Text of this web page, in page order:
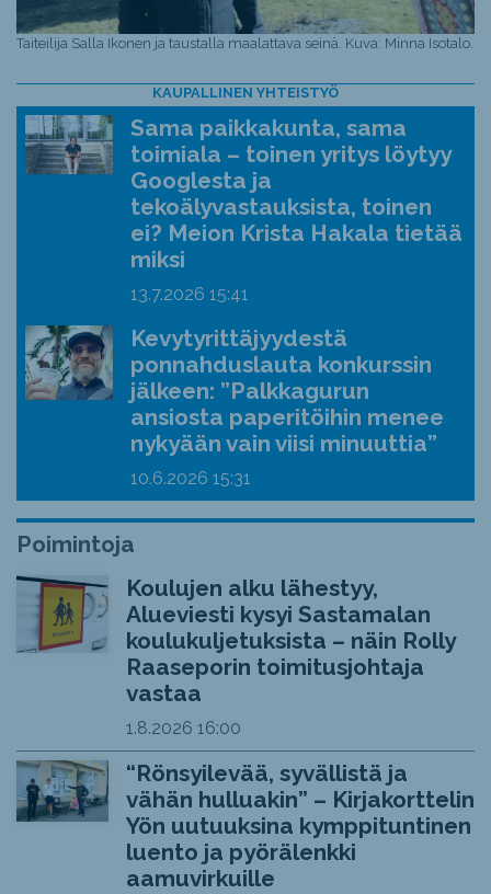
Taiteilija Salla Ikonen ja taustalla maalattava seinä. Kuva: Minna Isotalo.
KAUPALLINEN YHTEISTYÖ
Sama paikkakunta, sama
toimiala – toinen yritys löytyy
Googlesta ja
tekoälyvastauksista, toinen
ei? Meion Krista Hakala tietää
miksi
13.7.2026 15:41
Kevytyrittäjyydestä
ponnahduslauta konkurssin
jälkeen: ”Palkkagurun
ansiosta paperitöihin menee
nykyään vain viisi minuuttia”
10.6.2026 15:31
Poimintoja
Koulujen alku lähestyy,
Alueviesti kysyi Sastamalan
koulukuljetuksista – näin Rolly
Raaseporin toimitusjohtaja
vastaa
1.8.2026 16:00
“Rönsyilevää, syvällistä ja
vähän hulluakin” – Kirjakorttelin
Yön uutuuksina kymppituntinen
luento ja pyörälenkki
aamuvirkuille